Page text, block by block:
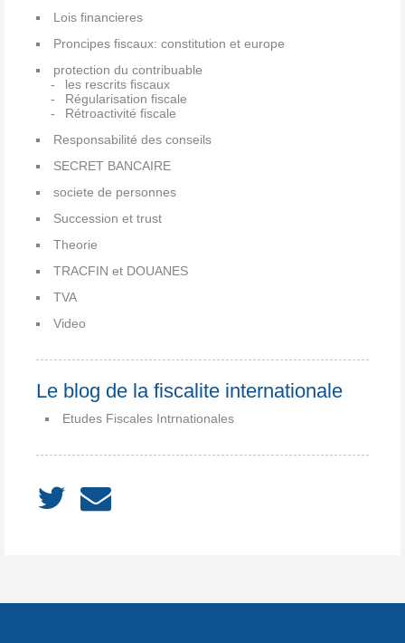
Lois financieres
Proncipes fiscaux: constitution et europe
protection du contribuable
les rescrits fiscaux
Régularisation fiscale
Rétroactivité fiscale
Responsabilité des conseils
SECRET BANCAIRE
societe de personnes
Succession et trust
Theorie
TRACFIN et DOUANES
TVA
Video
Le blog de la fiscalite internationale
Etudes Fiscales Intrnationales